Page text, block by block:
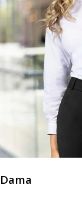
Dama